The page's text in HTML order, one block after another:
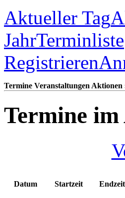
Aktueller Tag
JahrTerminliste
Registrieren
Termine Veranstaltungen Aktionen
Termine im
Datum Startzeit Endzeit